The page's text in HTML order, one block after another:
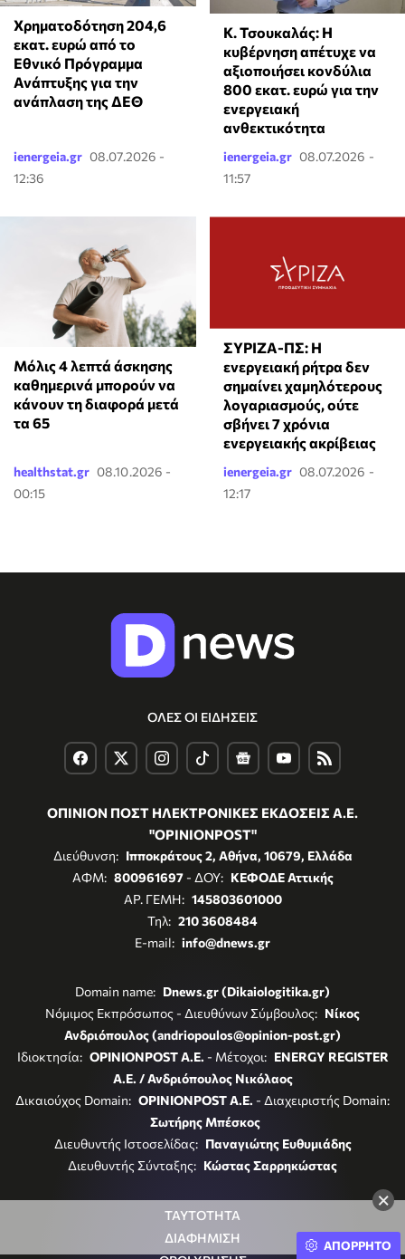
×
Χρηματοδότηση 204,6
εκατ. ευρώ από το
Εθνικό Πρόγραμμα
Ανάπτυξης για την
ανάπλαση της ΔΕΘ
ienergeia.gr 08.07.2026 -
12:36
Κ. Τσουκαλάς: Η
κυβέρνηση απέτυχε να
αξιοποιήσει κονδύλια
800 εκατ. ευρώ για την
ενεργειακή
ανθεκτικότητα
ienergeia.gr 08.07.2026 -
11:57
Μόλις 4 λεπτά άσκησης
καθημερινά μπορούν να
κάνουν τη διαφορά μετά
τα 65
healthstat.gr 08.10.2026 -
00:15
ΣΥΡΙΖΑ-ΠΣ: Η
ενεργειακή ρήτρα δεν
σημαίνει χαμηλότερους
λογαριασμούς, ούτε
σβήνει 7 χρόνια
ενεργειακής ακρίβειας
ienergeia.gr 08.07.2026 -
12:17
ΟΛΕΣ ΟΙ ΕΙΔΗΣΕΙΣ
ΟΠΙΝΙΟΝ ΠΟΣΤ ΗΛΕΚΤΡΟΝΙΚΕΣ ΕΚΔΟΣΕΙΣ Α.Ε.
"OPINIONPOST"
Διεύθυνση: Ιπποκράτους 2, Αθήνα, 10679, Ελλάδα
ΑΦΜ: 800961697- ΔΟΥ: ΚΕΦΟΔΕ Αττικής
ΑΡ. ΓΕΜΗ: 145803601000
Τηλ: 210 3608484
E-mail: info@dnews.gr
Domain name: Dnews.gr (Dikaiologitika.gr)
Νόμιμος Εκπρόσωπος - Διευθύνων Σύμβουλος: Νίκος
Ανδριόπουλος (andriopoulos@opinion-post.gr)
Ιδιοκτησία: OPINIONPOST A.E. - Μέτοχοι: ENERGY REGISTER
Α.Ε. / Ανδριόπουλος Νικόλαος
Δικαιούχος Domain: OPINIONPOST A.E. - Διαχειριστής Domain:
Σωτήρης Μπέσκος
Διευθυντής Ιστοσελίδας: Παναγιώτης Ευθυμιάδης
Διευθυντής Σύνταξης: Κώστας Σαρρηκώστας
ΤΑΥΤΟΤΗΤΑ
ΔΙΑΦΗΜΙΣΗ
ΑΠΟΡΡΗΤΟ